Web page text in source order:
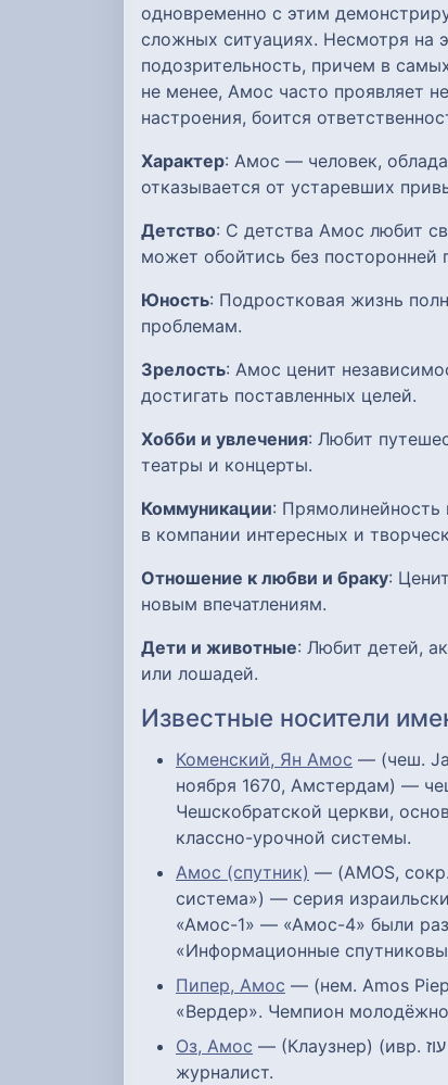
одновременно с этим
сложных ситуациях. Несмотря на
подозрительность, причем в
не менее, Амос часто проявляет
настроения, боится
Характер: Амос — человек,
отказывается от устаревших
Детство: С детства Амос любит
может обойтись без посторонней
Юность: Подростковая жизнь
проблемам.
Зрелость: Амос ценит
достигать поставленных целей.
Хобби и увлечения: Любит
театры и концерты.
Коммуникации: Прямолинейность
в компании интересных и
Отношение к любви и браку:
новым впечатлениям.
Дети и животные: Любит детей,
или лошадей.
Известные носители
Коменский, Ян Амос — (чеш.
ноября 1670, Амстердам) —
Чешскобратской церкви,
классно-урочной системы.
Амос (спутник) — (AMOS,
система») — серия
«Амос-1» — «Амос-4» были
«Информационные
Пипер, Амос — (нем. Amos
«Вердер». Чемпион
Оз, Амос — (Клаузнер) (ивр. עמוס עוז‎; 4 мая 1939, Иерусалим — 28 декабря 2018, Петах Тиква) — израильский прозаик и
журналист.